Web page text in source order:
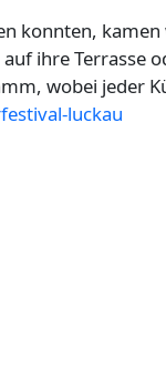
konnten,
ihre Terrasse
wobei jeder
luckau